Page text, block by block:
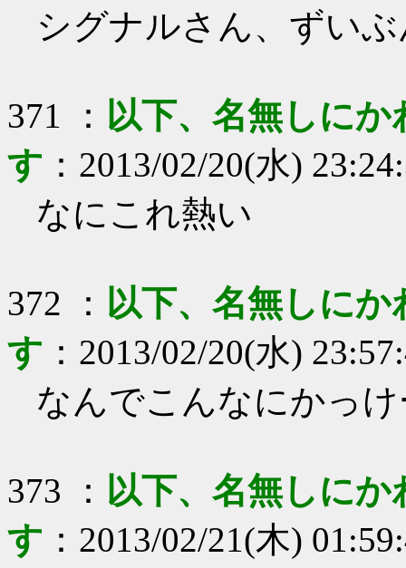
シグナルさん、ずい
371 ： 以下、名無しに
す ： 2013/02/20(水)
なにこれ熱い
372 ： 以下、名無しに
す ： 2013/02/20(水)
なんでこんなにかっ
373 ： 以下、名無しに
す ： 2013/02/21(木)